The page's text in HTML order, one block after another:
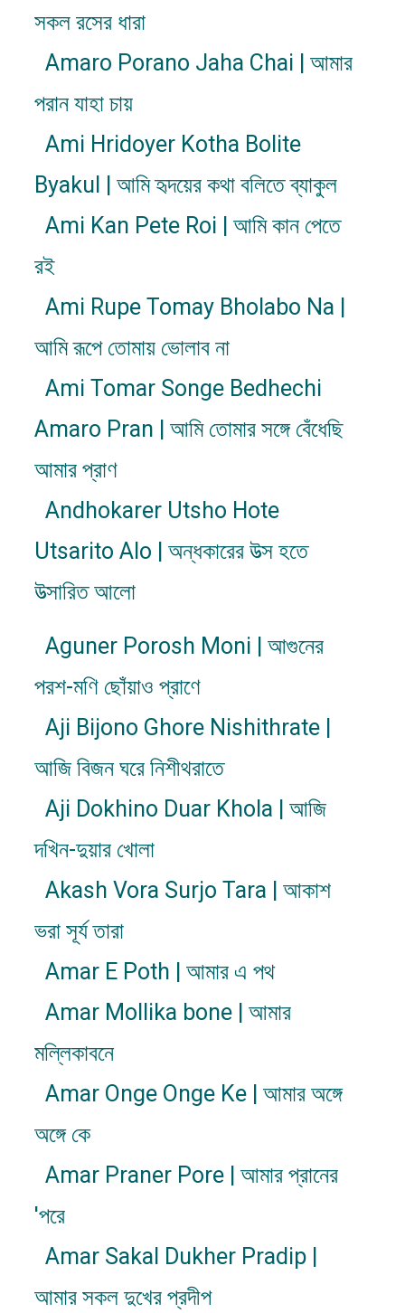
সকল রসের ধারা
Amaro Porano Jaha Chai | আমার
পরান যাহা চায়
Ami Hridoyer Kotha Bolite
Byakul | আমি হৃদয়ের কথা বলিতে ব্যাকুল
Ami Kan Pete Roi | আমি কান পেতে
রই
Ami Rupe Tomay Bholabo Na |
আমি রূপে তোমায় ভোলাব না
Ami Tomar Songe Bedhechi
Amaro Pran | আমি তোমার সঙ্গে বেঁধেছি
আমার প্রাণ
Andhokarer Utsho Hote
Utsarito Alo | অন্ধকারের উত্স হতে
উত্সারিত আলো
Aguner Porosh Moni | আগুনের
পরশ-মণি ছোঁয়াও প্রাণে
Aji Bijono Ghore Nishithrate |
আজি বিজন ঘরে নিশীথরাতে
Aji Dokhino Duar Khola | আজি
দখিন-দুয়ার খোলা
Akash Vora Surjo Tara | আকাশ
ভরা সূর্য তারা
Amar E Poth | আমার এ পথ
Amar Mollika bone | আমার
মল্লিকাবনে
Amar Onge Onge Ke | আমার অঙ্গে
অঙ্গে কে
Amar Praner Pore | আমার প্রানের
'পরে
Amar Sakal Dukher Pradip |
আমার সকল দুখের প্রদীপ